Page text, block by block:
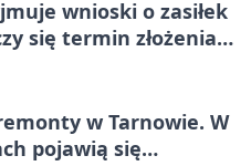
wnioski o zasiłek
się termin złożenia
w Tarnowie. W
pojawią się